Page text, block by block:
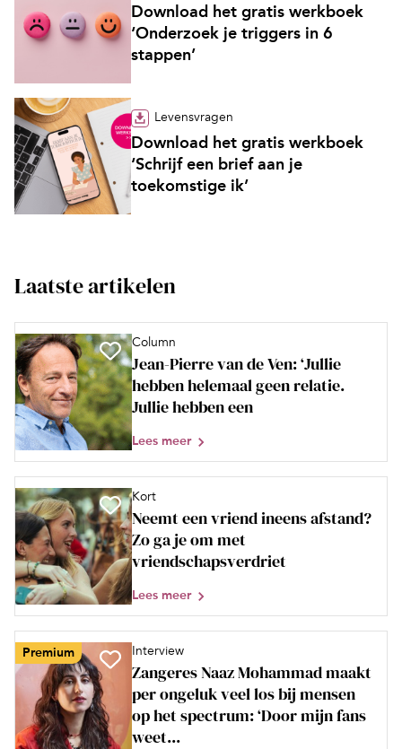
Download het gratis werkboek
‘Onderzoek je triggers in 6
stappen’
Levensvragen
Download het gratis werkboek
‘Schrijf een brief aan je
toekomstige ik’
Laatste artikelen
Column
Jean-Pierre van de Ven: ‘Jullie
hebben helemaal geen relatie.
Jullie hebben een
Lees meer
Kort
Neemt een vriend ineens afstand?
Zo ga je om met
vriendschapsverdriet
Lees meer
Premium Interview
Zangeres Naaz Mohammad maakt
per ongeluk veel los bij mensen
op het spectrum: ‘Door mijn fans
weet...